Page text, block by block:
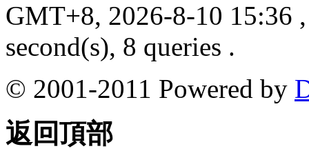
GMT+8, 2026-8-10 15:36
second(s), 8 queries .
© 2001-2011 Powered by
返回頂部